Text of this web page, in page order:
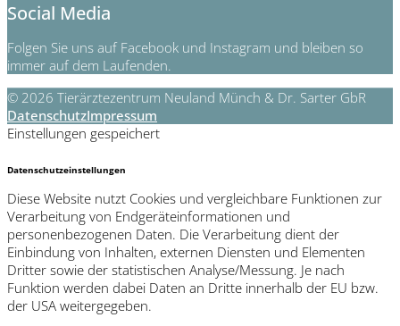
Social Media
Folgen Sie uns auf Facebook und Instagram und bleiben so
immer auf dem Laufenden.
© 2026 Tierärztezentrum Neuland Münch & Dr. Sarter GbR
DatenschutzImpressum
Einstellungen gespeichert
Datenschutzeinstellungen
Diese Website nutzt Cookies und vergleichbare Funktionen zur
Verarbeitung von Endgeräteinformationen und
personenbezogenen Daten. Die Verarbeitung dient der
Einbindung von Inhalten, externen Diensten und Elementen
Dritter sowie der statistischen Analyse/Messung. Je nach
Funktion werden dabei Daten an Dritte innerhalb der EU bzw.
der USA weitergegeben.